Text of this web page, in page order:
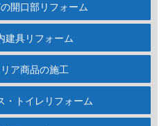
開口部リフォーム
建具リフォーム
ア商品の施工
・トイレリフォーム